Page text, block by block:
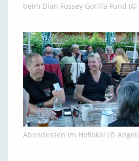
beim Dian Fossey Gorilla Fund
Abendessen im Hoflokal (©